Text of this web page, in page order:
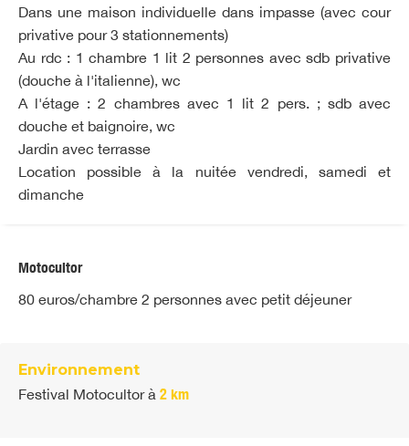
Dans une maison individuelle dans impasse (avec cour
privative pour 3 stationnements)
Au rdc : 1 chambre 1 lit 2 personnes avec sdb privative
(douche à l'italienne), wc
A l'étage : 2 chambres avec 1 lit 2 pers. ; sdb avec
douche et baignoire, wc
Jardin avec terrasse
Location possible à la nuitée vendredi, samedi et
dimanche
Motocultor
80 euros/chambre 2 personnes avec petit déjeuner
Environnement
Festival Motocultorà 2 km